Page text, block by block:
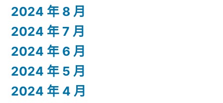
2024 年 8 月
2024 年 7 月
2024 年 6 月
2024 年 5 月
2024 年 4 月